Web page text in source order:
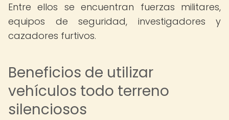
Entre ellos se encuentran fuerzas militares,
equipos de seguridad, investigadores y
cazadores furtivos.
Beneficios de utilizar
vehículos todo terreno
silenciosos